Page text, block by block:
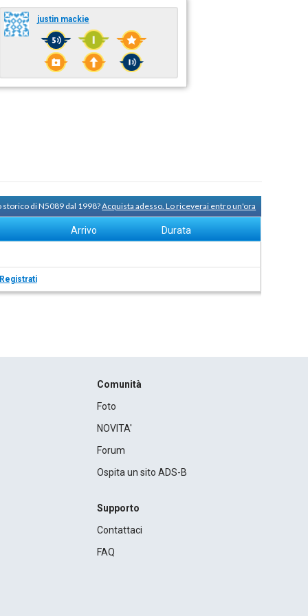
justin mackie
di N5089 dal 1998?Acquista adesso. Lo riceverai entro un'ora
Arrivo Durata
Comunità
Foto
NOVITA'
Forum
Ospita un sito ADS-B
Supporto
Contattaci
FAQ